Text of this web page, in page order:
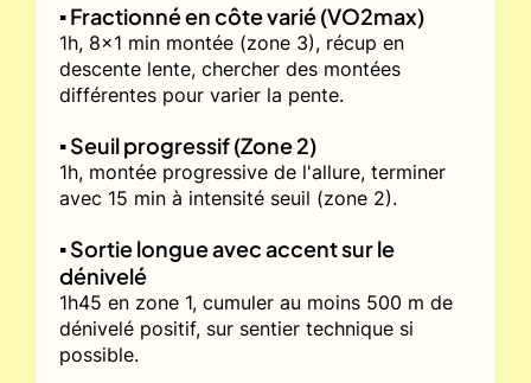
▪️ Fractionné en côte varié (VO2max)
1h, 8x1 min montée (zone 3), récup en
descente lente, chercher des montées
différentes pour varier la pente.
▪️ Seuil progressif (Zone 2)
1h, montée progressive de l'allure, terminer
avec 15 min à intensité seuil (zone 2).
▪️ Sortie longue avec accent sur le
dénivelé
1h45 en zone 1, cumuler au moins 500 m de
dénivelé positif, sur sentier technique si
possible.